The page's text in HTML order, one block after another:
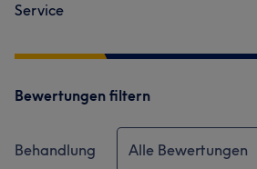
Service
Bewertungen filtern
Behandlung Alle Bewertungen